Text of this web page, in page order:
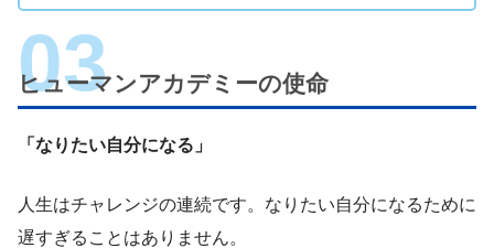
ヒューマンアカデミーの使命
「なりたい自分になる」
人生はチャレンジの連続です。なりたい自分になるために
遅すぎることはありません。